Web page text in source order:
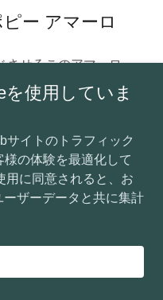
ー アマーロ
させるこのアマーロ
山々の植物を瓶に閉
南カリフォルニアで
ールデンステート
の花々、果物、ハー
得ています。オーガ
使用していま
サイトのトラフィック
の体験を最適化して
用に同意されると、お
ザーデータと共に集計